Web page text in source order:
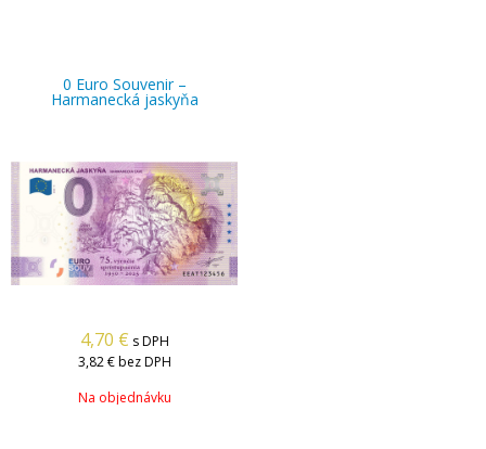
0 Euro Souvenir –
Harmanecká jaskyňa
4,70 € s DPH
3,82 € bez DPH
Na objednávku